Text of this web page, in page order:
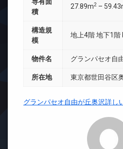
積
27.89m2 –
構造規
模
地上4階 地下1階
物件名 グランパセオ自
所在地 東京都世田谷区
グランパセオ自由が丘奥沢詳し